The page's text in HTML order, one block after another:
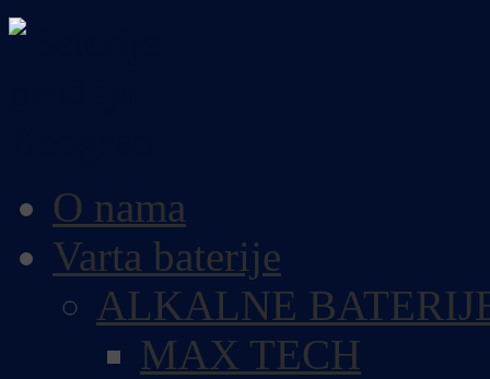
O nama
Varta baterije
ALKALNE
MAX TECH